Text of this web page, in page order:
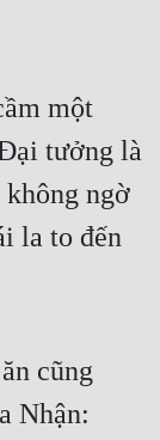
một
tưởng là
ngờ
la to đến
cũng
Nhận: